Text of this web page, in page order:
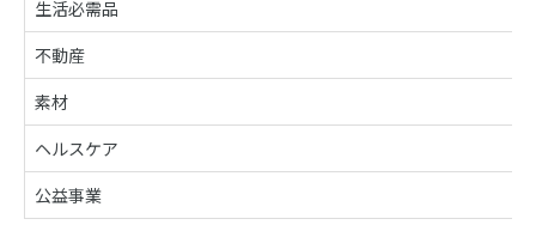
生活必需品
不動産
素材
ヘルスケア
公益事業